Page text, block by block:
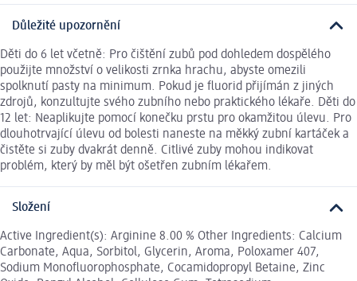
Důležité upozornění
Děti do 6 let včetně: Pro čištění zubů pod dohledem dospělého
použijte množství o velikosti zrnka hrachu, abyste omezili
spolknutí pasty na minimum. Pokud je fluorid přijímán z jiných
zdrojů, konzultujte svého zubního nebo praktického lékaře. Děti do
12 let: Neaplikujte pomocí konečku prstu pro okamžitou úlevu. Pro
dlouhotrvající úlevu od bolesti naneste na měkký zubní kartáček a
čistěte si zuby dvakrát denně. Citlivé zuby mohou indikovat
problém, který by měl být ošetřen zubním lékařem.
Složení
Active Ingredient(s): Arginine 8.00 % Other Ingredients: Calcium
Carbonate, Aqua, Sorbitol, Glycerin, Aroma, Poloxamer 407,
Sodium Monofluorophosphate, Cocamidopropyl Betaine, Zinc